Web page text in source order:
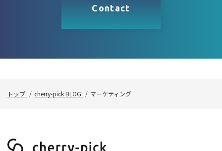
Contact
トップ cherry-pick BLOG マーケティング